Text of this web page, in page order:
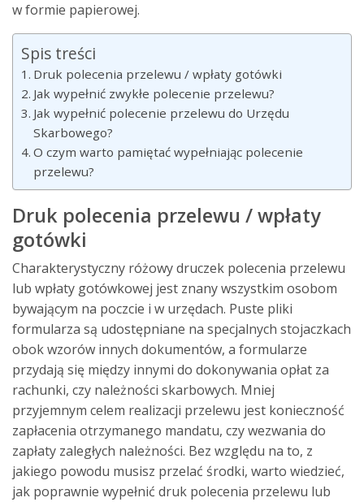
w formie papierowej.
Spis treści
Druk polecenia przelewu / wpłaty gotówki
Jak wypełnić zwykłe polecenie przelewu?
Jak wypełnić polecenie przelewu do Urzędu
Skarbowego?
O czym warto pamiętać wypełniając polecenie
przelewu?
Druk polecenia przelewu / wpłaty
gotówki
Charakterystyczny różowy druczek polecenia przelewu
lub wpłaty gotówkowej jest znany wszystkim osobom
bywającym na poczcie i w urzędach. Puste pliki
formularza są udostępniane na specjalnych stojaczkach
obok wzorów innych dokumentów, a formularze
przydają się między innymi do dokonywania opłat za
rachunki, czy należności skarbowych. Mniej
przyjemnym celem realizacji przelewu jest konieczność
zapłacenia otrzymanego mandatu, czy wezwania do
zapłaty zaległych należności. Bez względu na to, z
jakiego powodu musisz przelać środki, warto wiedzieć,
jak poprawnie wypełnić druk polecenia przelewu lub